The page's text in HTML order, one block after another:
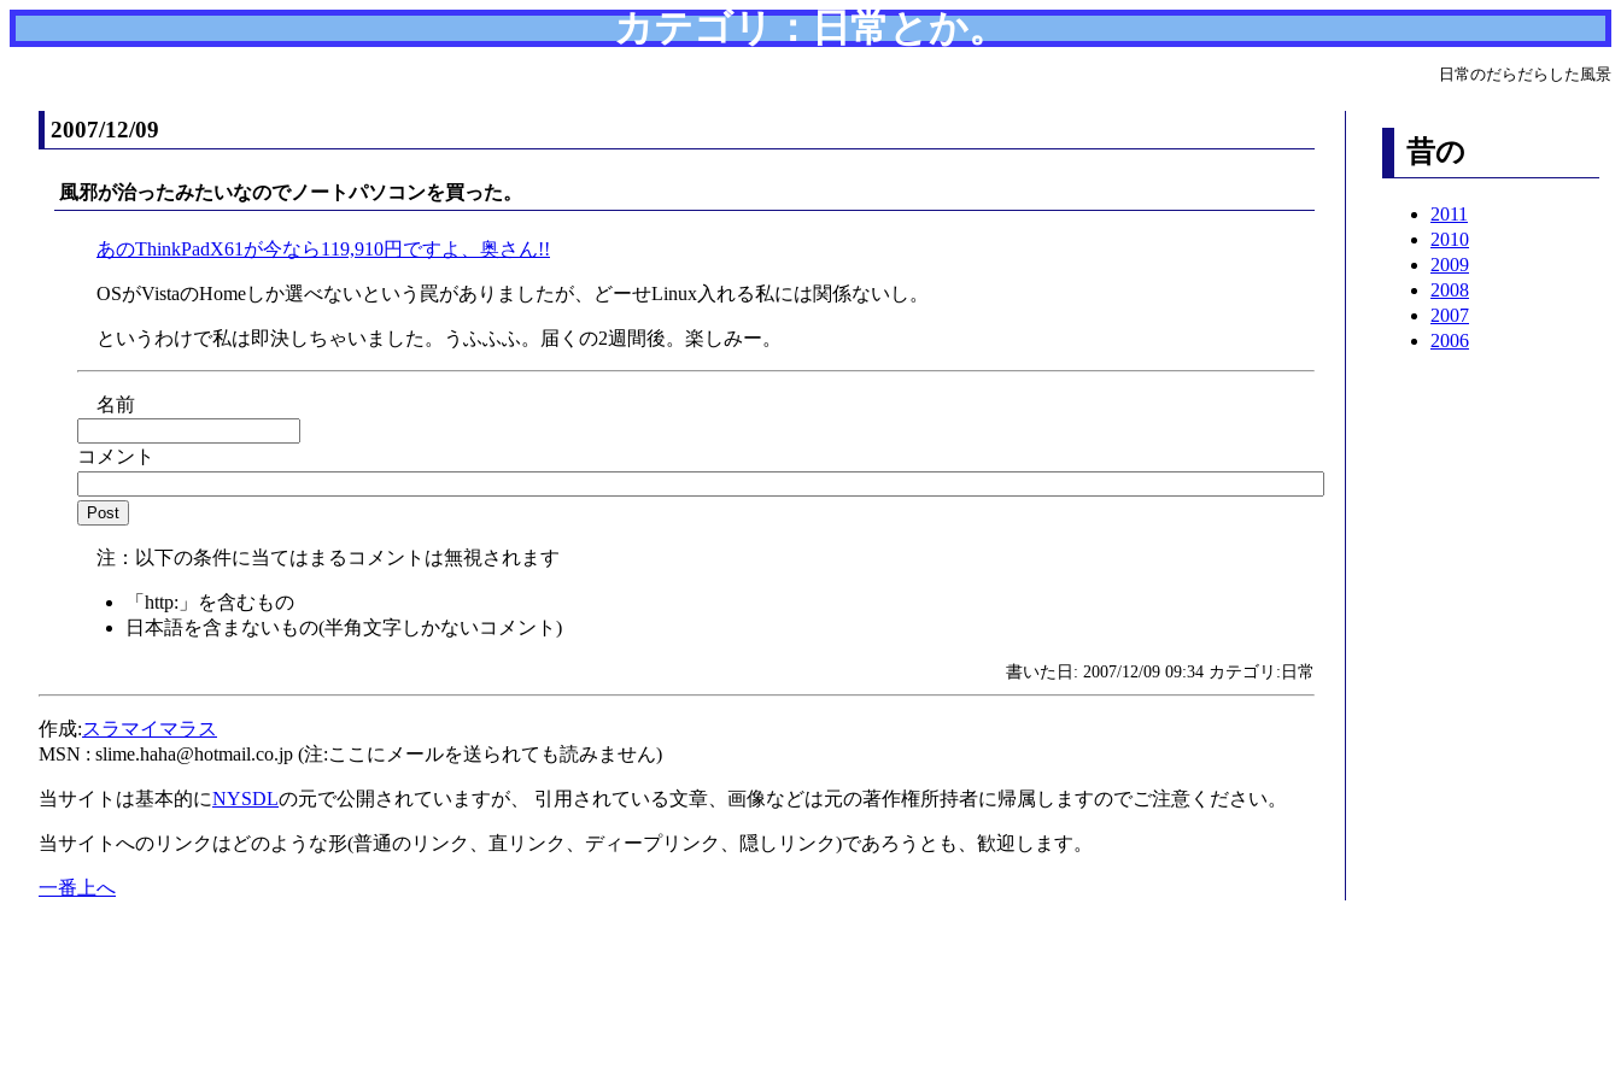
カテゴリ：日常とか。
日常のだらだらした風景
昔の
2011
2010
2009
2008
2007
2006
2007/12/09
風邪が治ったみたいなのでノートパソコンを買った。
あのThinkPadX61が今なら119,910円ですよ、奥さん!!
OSがVistaのHomeしか選べないという罠がありましたが、どーせLinux入れる私には関係ないし。
というわけで私は即決しちゃいました。うふふふ。届くの2週間後。楽しみー。
名前
コメント
注：以下の条件に当てはまるコメントは無視されます
「http:」を含むもの
日本語を含まないもの(半角文字しかないコメント)
書いた日: 2007/12/09 09:34 カテゴリ:日常
作成:スラマイマラス
MSN : slime.haha@hotmail.co.jp (注:ここにメールを送られても読みません)
当サイトは基本的にNYSDLの元で公開されていますが、 引用されている文章、画像などは元の著作権所持者に帰属しますのでご注意ください。
当サイトへのリンクはどのような形(普通のリンク、直リンク、ディープリンク、隠しリンク)であろうとも、歓迎します。
一番上へ